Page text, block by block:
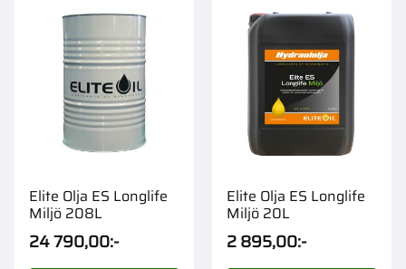
Elite Olja ES Longlife
Miljö 208L
24 790,00:-
Elite Olja ES Longlife
Miljö 20L
2 895,00:-